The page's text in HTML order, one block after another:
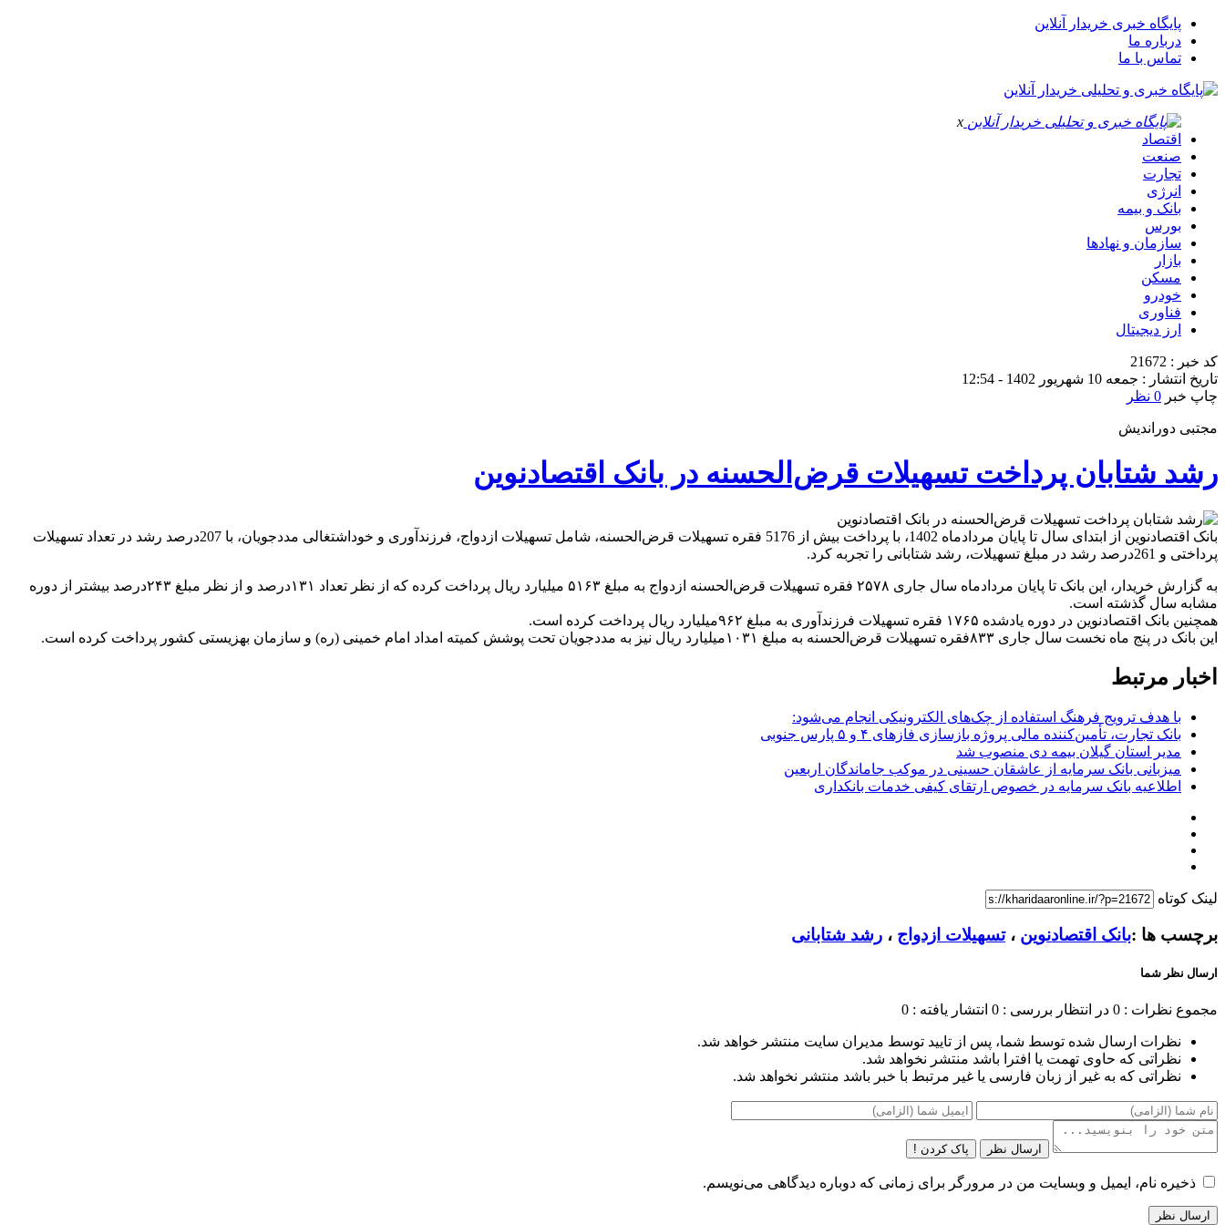
پایگاه خبری خریدار آنلاین
درباره ما
تماس با ما
x
اقتصاد
صنعت
تجارت
انرژی
بانک و بیمه
بورس
سازمان و نهادها
بازار
مسکن
خودرو
فناوری
ارز دیجیتال
کد خبر : 21672
تاریخ انتشار : جمعه 10 شهریور 1402 - 12:54
چاپ خبر 0 نظر
مجتبی دوراندیش
رشد شتابان پرداخت تسهیلات قرض‌الحسنه در بانک اقتصادنوین
بانک اقتصادنوین از ابتدای سال تا پایان مردادماه 1402، با پرداخت بیش از 5176 فقره تسهیلات قرض‌الحسنه، شامل تسهیلات ازدواج، فرزندآوری و خوداشتغالی مددجویان، با 207درصد رشد در تعداد تسهیلات
پرداختی و 261درصد رشد در مبلغ تسهیلات، رشد شتابانی را تجربه کرد.
به گزارش خریدار، این بانک تا پایان مردادماه سال جاری ۲۵۷۸ فقره تسهیلات قرض‌الحسنه ازدواج به مبلغ ۵۱۶۳ میلیارد ریال پرداخت کرده که از نظر تعداد ۱۳۱درصد و از نظر مبلغ ۲۴۳درصد بیشتر از دوره
مشابه سال گذشته است.
همچنین بانک اقتصادنوین در دوره یادشده ۱۷۶۵ فقره تسهیلات فرزندآوری به مبلغ ۹۶۲میلیارد ریال پرداخت کرده است.
این بانک در پنج ماه نخست سال جاری ۸۳۳فقره تسهیلات قرض‌الحسنه به مبلغ ۱۰۳۱میلیارد ریال نیز به مددجویان تحت پوشش کمیته امداد امام خمینی (ره) و سازمان بهزیستی کشور پرداخت کرده است.
اخبار مرتبط
با هدف ترویج فرهنگ استفاده از چک‌های الکترونیکی انجام می‌شود:
بانک تجارت، تأمین‌کننده مالی پروژه بازسازی فازهای ۴ و ۵ پارس جنوبی
مدیر استان گیلان بیمه دی منصوب شد
میزبانی بانک سرمایه از عاشقان حسینی در موکب جاماندگان اربعین
اطلاعیه بانک سرمایه در خصوص ارتقای کیفی خدمات بانکداری
لینک کوتاه
برچسب ها :بانک اقتصادنوین ،تسهیلات ازدواج ، رشد شتابانی
ارسال نظر شما
مجموع نظرات : 0 در انتظار بررسی : 0 انتشار یافته : 0
نظرات ارسال شده توسط شما، پس از تایید توسط مدیران سایت منتشر خواهد شد.
نظراتی که حاوی تهمت یا افترا باشد منتشر نخواهد شد.
نظراتی که به غیر از زبان فارسی یا غیر مرتبط با خبر باشد منتشر نخواهد شد.
ارسال نظر پاک کردن !
ذخیره نام، ایمیل و وبسایت من در مرورگر برای زمانی که دوباره دیدگاهی می‌نویسم.